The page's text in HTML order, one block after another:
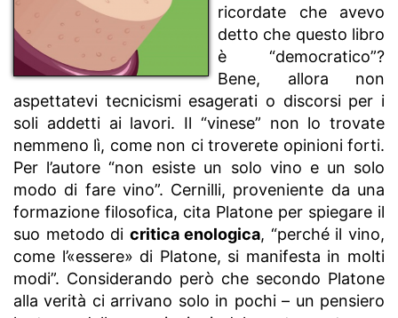
ricordate che avevo
detto che questo libro
è “democratico”?
Bene, allora non
aspettatevi tecnicismi esagerati o discorsi per i
soli addetti ai lavori. Il “vinese” non lo trovate
nemmeno lì, come non ci troverete opinioni forti.
Per l’autore “non esiste un solo vino e un solo
modo di fare vino”. Cernilli, proveniente da una
formazione filosofica, cita Platone per spiegare il
suo metodo di critica enologica, “perché il vino,
come l’«essere» di Platone, si manifesta in molti
modi”. Considerando però che secondo Platone
alla verità ci arrivano solo in pochi – un pensiero